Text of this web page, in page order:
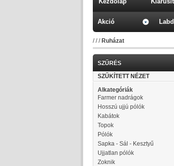
Akció
/// Ruházat
SZŰRÉS
SZŰKÍTETT NÉZET
Alkategóriák
Farmer nadrágok
Hosszú ujjú pólók
Kabátok
Topok
Pólók
Sapka - Sál - Kesztyű
Ujjatlan pólók
Zoknik